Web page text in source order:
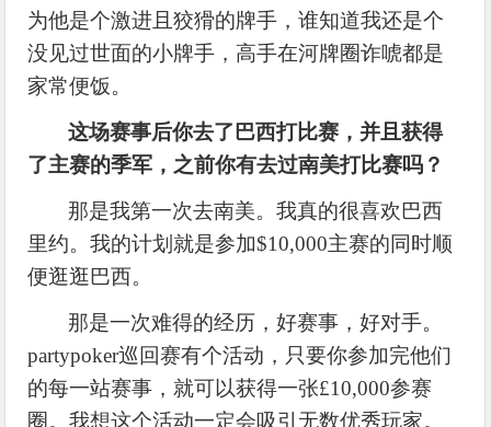
为他是个激进且狡猾的牌手，谁知道我还是个
没见过世面的小牌手，高手在河牌圈诈唬都是
家常便饭。
这场赛事后你去了巴西打比赛，并且获得
了主赛的季军，之前你有去过南美打比赛吗？
那是我第一次去南美。我真的很喜欢巴西
里约。我的计划就是参加$10,000主赛的同时顺
便逛逛巴西。
那是一次难得的经历，好赛事，好对手。
partypoker巡回赛有个活动，只要你参加完他们
的每一站赛事，就可以获得一张£10,000参赛
圈。我想这个活动一定会吸引无数优秀玩家。